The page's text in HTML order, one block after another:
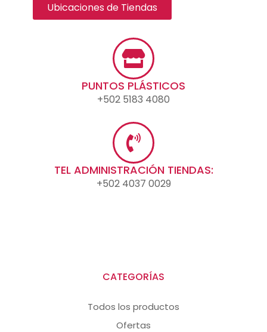
Ubicaciones de Tiendas
PUNTOS PLÁSTICOS
+502 5183 4080
TEL ADMINISTRACIÓN TIENDAS:
+502 4037 0029
CATEGORÍAS
Todos los productos
Ofertas